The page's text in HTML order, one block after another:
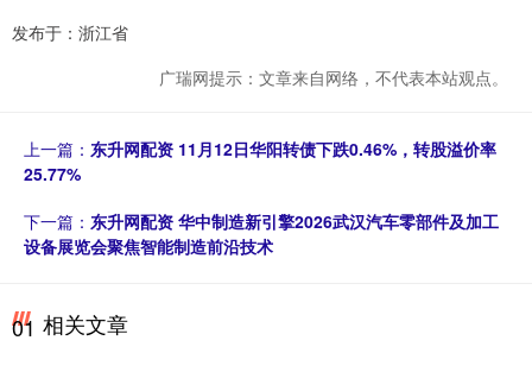
发布于：浙江省
广瑞网提示：文章来自网络，不代表本站观点。
上一篇： 东升网配资 11月12日华阳转债下跌0.46%，转股溢价率
25.77%
下一篇： 东升网配资 华中制造新引擎2026武汉汽车零部件及加工
设备展览会聚焦智能制造前沿技术
01 相关文章